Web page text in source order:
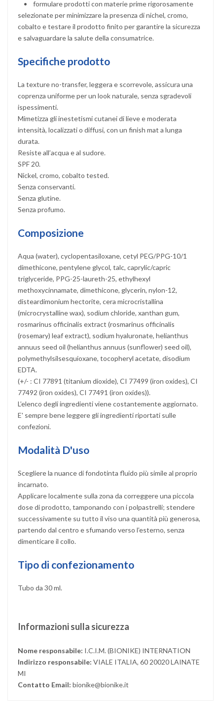
• formulare prodotti con materie prime rigorosamente
selezionate per minimizzare la presenza di nichel, cromo,
cobalto e testare il prodotto finito per garantire la sicurezza
e salvaguardare la salute della consumatrice.
Specifiche prodotto
La texture no-transfer, leggera e scorrevole, assicura una
coprenza uniforme per un look naturale, senza sgradevoli
ispessimenti.
Mimetizza gli inestetismi cutanei di lieve e moderata
intensità, localizzati o diffusi, con un finish mat a lunga
durata.
Resiste all’acqua e al sudore.
SPF 20.
Nickel, cromo, cobalto tested.
Senza conservanti.
Senza glutine.
Senza profumo.
Composizione
Aqua (water), cyclopentasiloxane, cetyl PEG/PPG-10/1
dimethicone, pentylene glycol, talc, caprylic/capric
triglyceride, PPG-25-laureth-25, ethylhexyl
methoxycinnamate, dimethicone, glycerin, nylon-12,
disteardimonium hectorite, cera microcristallina
(microcrystalline wax), sodium chloride, xanthan gum,
rosmarinus officinalis extract (rosmarinus officinalis
(rosemary) leaf extract), sodium hyaluronate, helianthus
annuus seed oil (helianthus annuus (sunflower) seed oil),
polymethylsilsesquioxane, tocopheryl acetate, disodium
EDTA.
(+/- : CI 77891 (titanium dioxide), CI 77499 (iron oxides), CI
77492 (iron oxides), CI 77491 (iron oxides)).
L’elenco degli ingredienti viene costantemente aggiornato.
E' sempre bene leggere gli ingredienti riportati sulle
confezioni.
Modalità D'uso
Scegliere la nuance di fondotinta fluido più simile al proprio
incarnato.
Applicare localmente sulla zona da correggere una piccola
dose di prodotto, tamponando con i polpastrelli; stendere
successivamente su tutto il viso una quantità più generosa,
partendo dal centro e sfumando verso l’esterno, senza
dimenticare il collo.
Tipo di confezionamento
Tubo da 30 ml.
Informazioni sulla sicurezza
Nome responsabile: I.C.I.M. (BIONIKE) INTERNATION
Indirizzo responsabile: VIALE ITALIA, 60 20020 LAINATE
MI
Contatto Email: bionike@bionike.it